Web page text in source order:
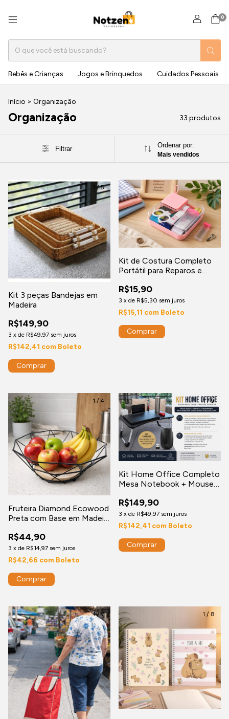
0
Bebês e Crianças Jogos e Brinquedos Cuidados Pessoais
Início > Organização
Organização 33 produtos
Filtrar Ordenar por:
Mais vendidos
1 /5
Kit 3 peças Bandejas em
Madeira
R$149,90
3 x de R$49,97 sem juros
R$142,41 com Boleto
Comprar
Kit de Costura Completo
Portátil para Reparos e
R$15,90
3 x de R$5,30 sem juros
R$15,11 com Boleto
1 / 4
Fruteira Diamond Ecowood
Preta com Base em Madeira
R$44,90
3 x de R$14,97 sem juros
R$42,66 com Boleto
1/9
Kit Home Office Completo
Mesa Notebook + Mouse
R$149,90
3 x de R$49,97 sem juros
R$142,41 com Boleto
1/7 1 / 8